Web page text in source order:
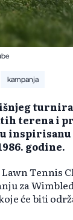
kampanja
terena i
godine.
Tennis
za
će biti